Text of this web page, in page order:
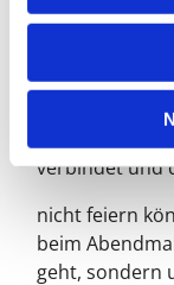
Menschen
Bonhoeffers
spricht.
verbindet und
nicht feiern
beim
geht, sondern